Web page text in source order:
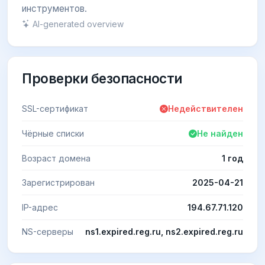
инструментов.
AI-generated overview
Проверки безопасности
SSL-сертификат Недействителен
Чёрные списки Не найден
Возраст домена 1 год
Зарегистрирован 2025-04-21
IP-адрес 194.67.71.120
NS-серверы ns1.expired.reg.ru, ns2.expired.reg.ru